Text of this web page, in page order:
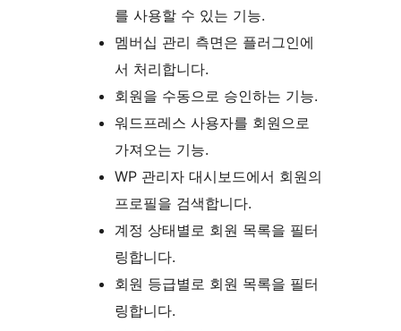
를 사용할 수 있는 기능.
멤버십 관리 측면은 플러그인에
서 처리합니다.
회원을 수동으로 승인하는 기능.
워드프레스 사용자를 회원으로
가져오는 기능.
WP 관리자 대시보드에서 회원의
프로필을 검색합니다.
계정 상태별로 회원 목록을 필터
링합니다.
회원 등급별로 회원 목록을 필터
링합니다.